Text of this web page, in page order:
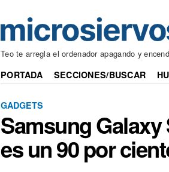
Teo te arregla el ordenador apagando y
PORTADA SECCIONES/BUSCAR
GADGETS
Samsung
es un 90 por